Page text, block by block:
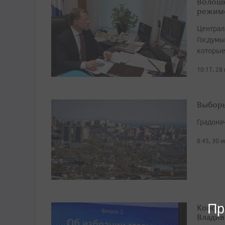
10:17,
8:45, 30